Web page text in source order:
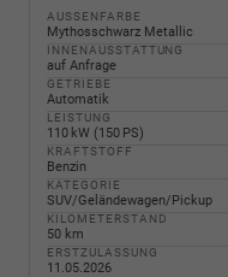
AUSSENFARBE
Mythosschwarz Metallic
INNENAUSSTATTUNG
auf Anfrage
GETRIEBE
Automatik
LEISTUNG
110 kW (150 PS)
KRAFTSTOFF
Benzin
KATEGORIE
SUV/Geländewagen/Pickup
KILOMETERSTAND
50 km
ERSTZULASSUNG
11.05.2026